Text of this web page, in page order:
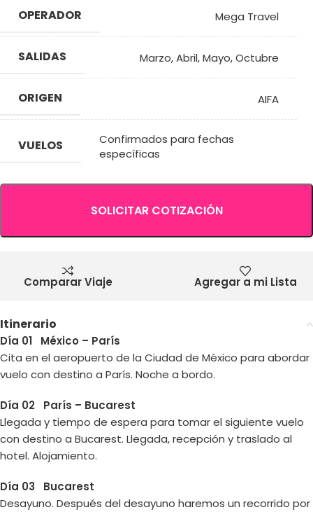
OPERADOR Mega Travel
SALIDAS Marzo,Abril,Mayo,Octubre
ORIGEN AIFA
VUELOS
Confirmados para fechas
específicas
SOLICITAR COTIZACIÓN
Comparar Viaje Agregar a mi Lista
Itinerario
Día 01 México – París
Cita en el aeropuerto de la Ciudad de México para abordar
vuelo con destino a París. Noche a bordo.
Día 02 París – Bucarest
Llegada y tiempo de espera para tomar el siguiente vuelo
con destino a Bucarest. Llegada, recepción y traslado al
hotel. Alojamiento.
Día 03 Bucarest
Desayuno. Después del desayuno haremos un recorrido por